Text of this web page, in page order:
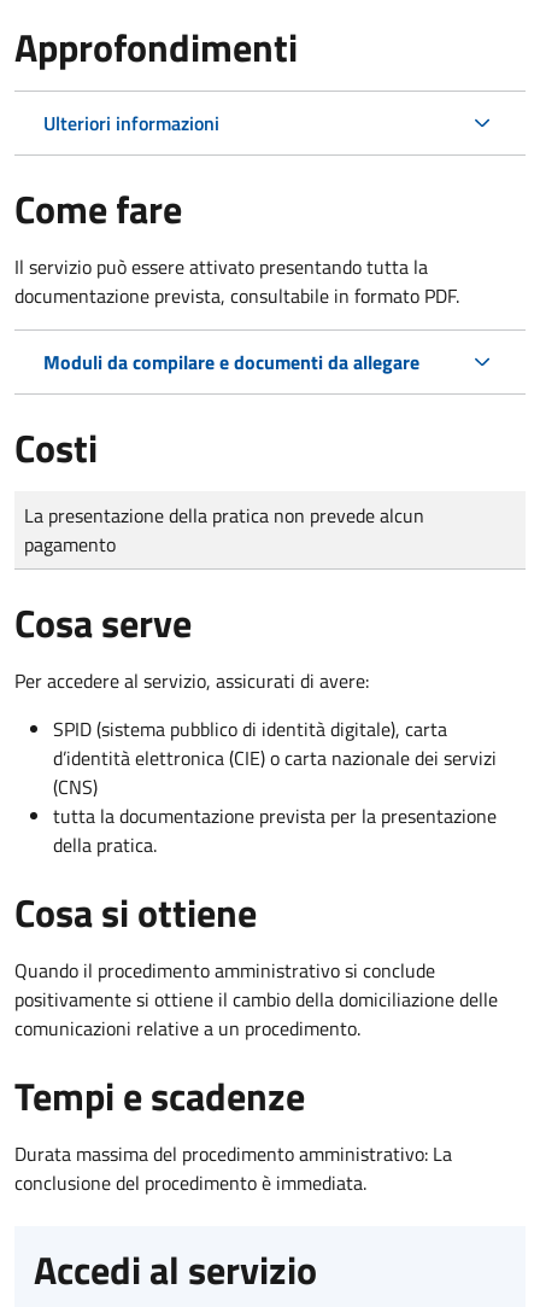
Approfondimenti
Ulteriori informazioni
Come fare
Il servizio può essere attivato presentando tutta la
documentazione prevista, consultabile in formato PDF.
Moduli da compilare e documenti da allegare
Costi
Tipo di pagamento
Importo
La presentazione della pratica non prevede alcun
pagamento
Cosa serve
Per accedere al servizio, assicurati di avere:
SPID (sistema pubblico di identità digitale), carta
d’identità elettronica (CIE) o carta nazionale dei servizi
(CNS)
tutta la documentazione prevista per la presentazione
della pratica.
Cosa si ottiene
Quando il procedimento amministrativo si conclude
positivamente si ottiene il cambio della domiciliazione delle
comunicazioni relative a un procedimento.
Tempi e scadenze
Durata massima del procedimento amministrativo: La
conclusione del procedimento è immediata.
Accedi al servizio